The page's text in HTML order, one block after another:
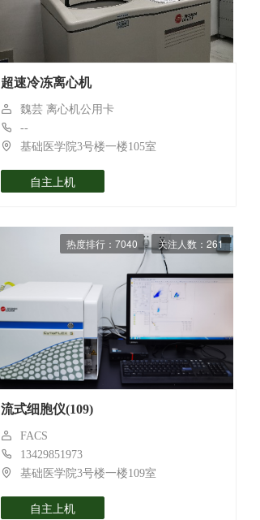
超速冷冻离心机
魏芸 离心机公用卡
--
基础医学院3号楼一楼105室
自主上机
热度排行：7040 关注人数：261
流式细胞仪(109)
FACS
13429851973
基础医学院3号楼一楼109室
自主上机